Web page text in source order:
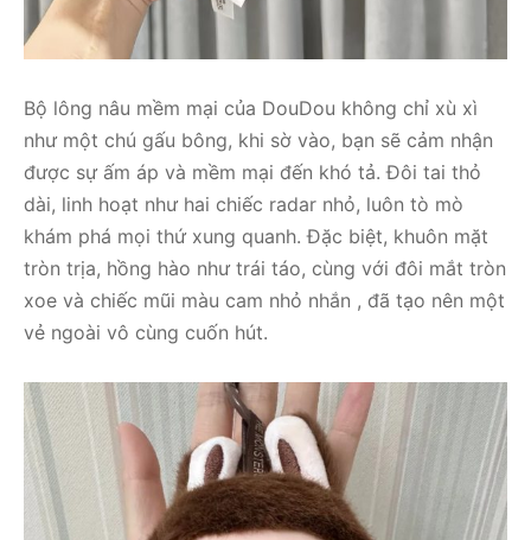
Bộ lông nâu mềm mại của DouDou không chỉ xù xì
như một chú gấu bông, khi sờ vào, bạn sẽ cảm nhận
được sự ấm áp và mềm mại đến khó tả. Đôi tai thỏ
dài, linh hoạt như hai chiếc radar nhỏ, luôn tò mò
khám phá mọi thứ xung quanh. Đặc biệt, khuôn mặt
tròn trịa, hồng hào như trái táo, cùng với đôi mắt tròn
xoe và chiếc mũi màu cam nhỏ nhắn , đã tạo nên một
vẻ ngoài vô cùng cuốn hút.